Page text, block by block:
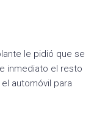
le pidió que se
inmediato el resto
automóvil para